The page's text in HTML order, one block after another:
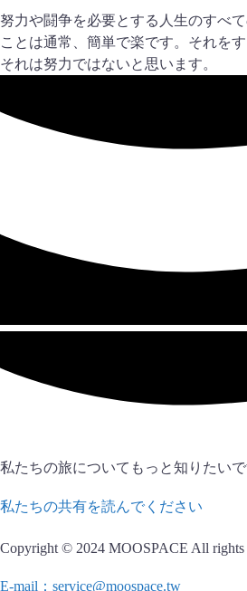
努力や闘争を必要とする人生のすべ
ことは通常、簡単で楽です。それを
それは努力ではないと思います。
私たちの旅についてもっと知りたい
私たちの共有を読んでください
Copyright © 2024 MOOSPACE All rights
E-mail：service@moospace.tw